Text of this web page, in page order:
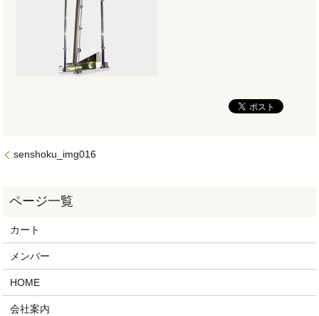
senshoku_img016
カート
メンバー
HOME
会社案内